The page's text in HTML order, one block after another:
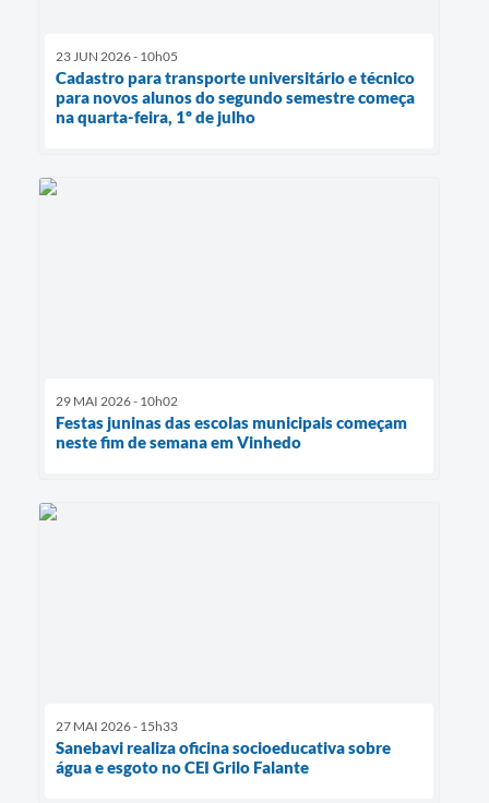
23 JUN 2026 - 10h05
Cadastro para transporte universitário e técnico
para novos alunos do segundo semestre começa
na quarta-feira, 1º de julho
29 MAI 2026 - 10h02
Festas juninas das escolas municipais começam
neste fim de semana em Vinhedo
27 MAI 2026 - 15h33
Sanebavi realiza oficina socioeducativa sobre
água e esgoto no CEI Grilo Falante